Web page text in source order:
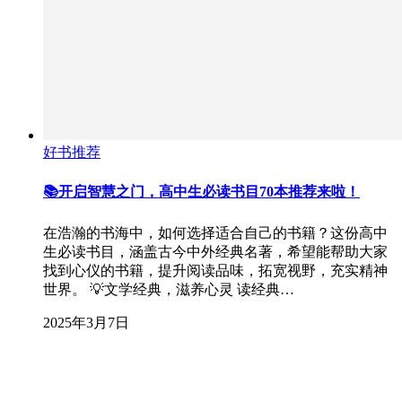
好书推荐
📚开启智慧之门，高中生必读书目70本推荐来啦！
在浩瀚的书海中，如何选择适合自己的书籍？这份高中
生必读书目，涵盖古今中外经典名著，希望能帮助大家
找到心仪的书籍，提升阅读品味，拓宽视野，充实精神
世界。 💡文学经典，滋养心灵 读经典…
2025年3月7日